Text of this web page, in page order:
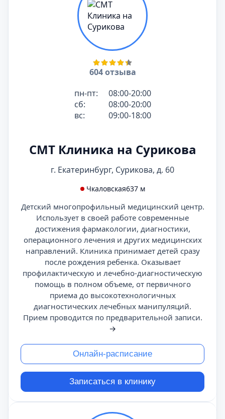
604 отзыва
пн-пт:
08:00-20:00
сб:
08:00-20:00
вс:
09:00-18:00
СМТ Клиника на Сурикова
г. Екатеринбург, Сурикова, д. 60
Чкаловская637 м
Детский многопрофильный медицинский центр.
Использует в своей работе современные
достижения фармакологии, диагностики,
операционного лечения и других медицинских
направлений. Клиника принимает детей сразу
после рождения ребенка. Оказывает
профилактическую и лечебно-диагностическую
помощь в полном объеме, от первичного
приема до высокотехнологичных
диагностических лечебных манипуляций.
Прием проводится по предварительной записи.
→
Онлайн-расписание
Записаться в клинику